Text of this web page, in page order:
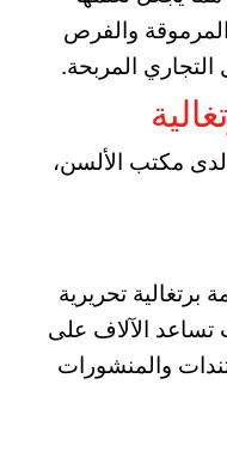
والفرص
التجاري المربحة.
لدى مكتب الألسن،
تحريرية
الآلاف على
والمنشورات